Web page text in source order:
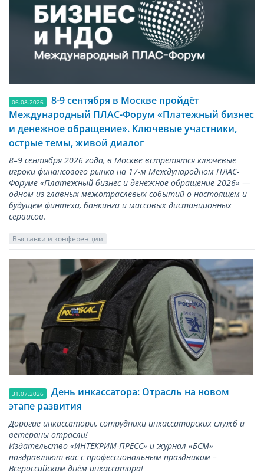
06.08.2026
8-9 сентября в Москве пройдёт
Международный ПЛАС-Форум «Платежный бизнес
и денежное обращение». Ключевые участники,
острые темы, живой диалог
8–9 сентября 2026 года, в Москве встретятся ключевые
игроки финансового рынка на 17-м Международном ПЛАС-
Форуме «Платежный бизнес и денежное обращение 2026» —
одном из главных межотраслевых событий о настоящем и
будущем финтеха, банкинга и массовых дистанционных
сервисов.
Выставки и конференции
31.07.2026
День инкассатора: Отрасль на новом
этапе развития
Дорогие инкассаторы, сотрудники инкассаторских служб и
ветераны отрасли!
Издательство «ИНТЕКРИМ-ПРЕСС» и журнал «БСМ»
поздравляют вас с профессиональным праздником –
Всероссийским днём инкассатора!